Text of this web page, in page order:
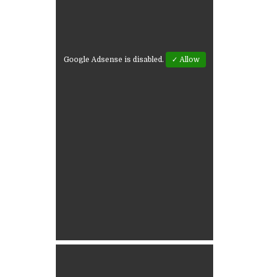
Google Adsense is disabled. ✓ Allow